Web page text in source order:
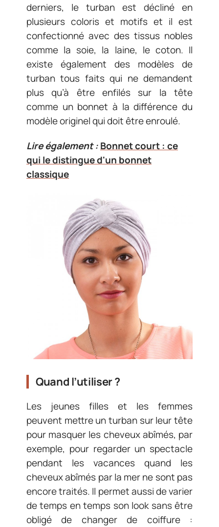
derniers, le turban est décliné en
plusieurs coloris et motifs et il est
confectionné avec des tissus nobles
comme la soie, la laine, le coton. Il
existe également des modèles de
turban tous faits qui ne demandent
plus qu’à être enfilés sur la tête
comme un bonnet à la différence du
modèle originel qui doit être enroulé.
Lire également :Bonnet court : ce
qui le distingue d'un bonnet
classique
Quand l’utiliser ?
Les jeunes filles et les femmes
peuvent mettre un turban sur leur tête
pour masquer les cheveux abîmés, par
exemple, pour regarder un spectacle
pendant les vacances quand les
cheveux abîmés par la mer ne sont pas
encore traités. Il permet aussi de varier
de temps en temps son look sans être
obligé de changer de coiffure :